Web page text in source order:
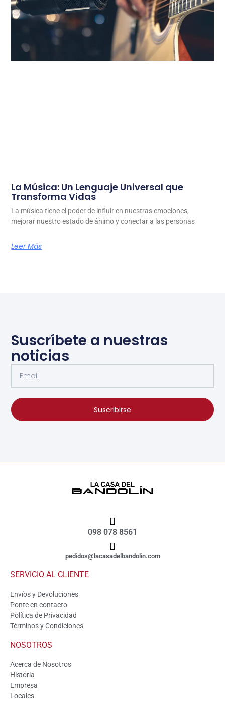
La Música: Un Lenguaje Universal que
Transforma Vidas
La música tiene el poder de influir en nuestras emociones,
mejorar nuestro estado de ánimo y conectar a las personas
Leer Más
Suscríbete a nuestras
noticias
Suscribirse
098 078 8561
pedidos@lacasadelbandolin.com
SERVICIO AL CLIENTE
Envíos y Devoluciones
Ponte en contacto
Política de Privacidad
Términos y Condiciones
NOSOTROS
Acerca de Nosotros
Historia
Empresa
Locales